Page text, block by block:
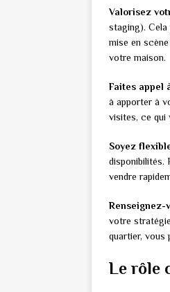
Valorisez
staging). Cela
mise en
votre maison.
Faites appel
à apporter à
visites, ce qui
Soyez
disponibilités.
vendre
Renseignez-
votre
quartier, vous
Le rôle